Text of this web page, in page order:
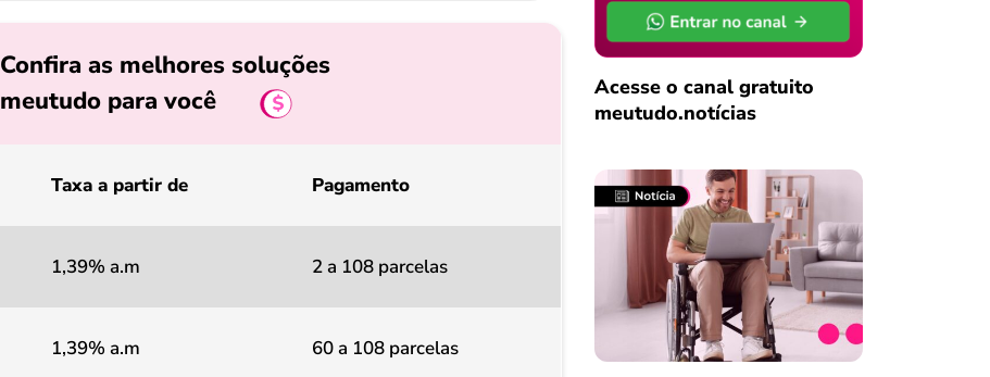
Confira as melhores soluções
meutudo para você
Taxa a partir de Pagamento
1,39% a.m 2 a 108 parcelas
1,39% a.m 60 a 108 parcelas
Acesse o canal gratuito
meutudo.notícias